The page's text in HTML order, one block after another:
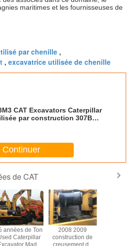
maritimes et les fournisseuses de
par chenille ,
, excavatrice utilisée de chenille
CAT Excavators Caterpillar
par construction 307B
Continuer
de CAT
années de Ton
Caterpillar
Made
2008 2009
construction de
creusement de